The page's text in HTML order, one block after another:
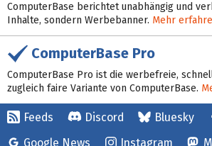
ComputerBase berichtet unabhängig und
Inhalte, sondern Werbebanner. Mehr
ComputerBase Pro
ComputerBase Pro ist die werbefreie,
zugleich faire Variante von ComputerBase.
Feeds Discord Bluesky
Google News
Instagram